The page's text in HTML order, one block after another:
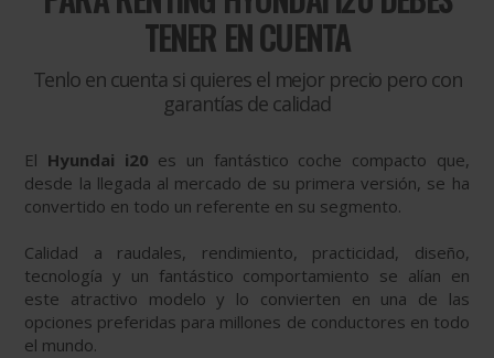
TENER EN CUENTA
Tenlo en cuenta si quieres el mejor precio pero con
garantías de calidad
El Hyundai i20 es un fantástico coche compacto que,
desde la llegada al mercado de su primera versión, se ha
convertido en todo un referente en su segmento.
Calidad a raudales, rendimiento, practicidad, diseño,
tecnología y un fantástico comportamiento se alían en
este atractivo modelo y lo convierten en una de las
opciones preferidas para millones de conductores en todo
el mundo.